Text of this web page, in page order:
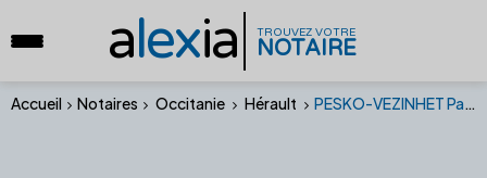
alexia TROUVEZ VOTRE
NOTAIRE
Accueil Notaires Occitanie Hérault PESKO-VEZINHET Pauline